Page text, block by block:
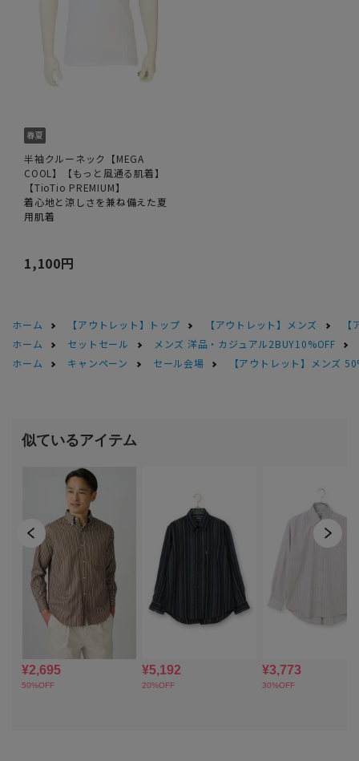
半袖クルーネック【MEGA
COOL】【もっと風通る肌着】
【TioTio PREMIUM】
着心地と涼しさを兼ね備えた夏
用肌着
1,100円
ホーム 【アウトレット】トップ 【アウトレット】メンズ
ホーム
セットセール
メンズ 洋品・カジュアル2BUY10%OFF
ホーム
キャンペーン セール会場 【アウトレット】メンズ